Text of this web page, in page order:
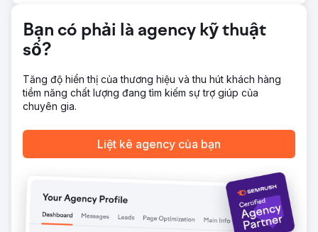
Bạn có phải là agency kỹ thuật
số?
Tăng độ hiển thị của thương hiệu và thu hút khách hàng
tiềm năng chất lượng đang tìm kiếm sự trợ giúp của
chuyên gia.
Liệt kê agency của bạn